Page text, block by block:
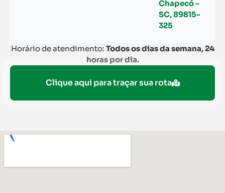
Chapecó –
SC, 89815-
325
Horário de atendimento: Todos os dias da semana, 24
horas por dia.
Clique aqui para traçar sua rota